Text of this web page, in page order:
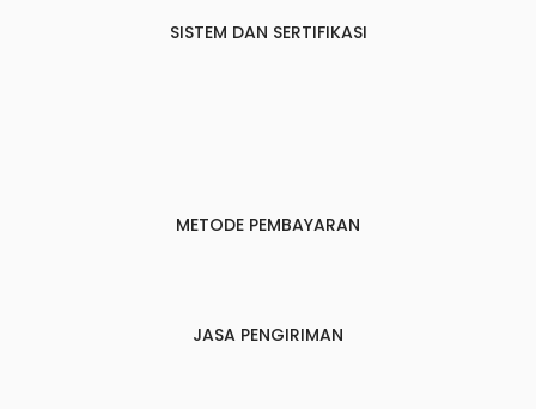
SISTEM DAN SERTIFIKASI
METODE PEMBAYARAN
JASA PENGIRIMAN